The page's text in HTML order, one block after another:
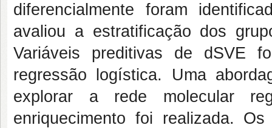
diferencialmente foram
avaliou a estratificação dos
Variáveis preditivas de dSVE
regressão logística. Uma
explorar a rede molecular
enriquecimento foi realizada.